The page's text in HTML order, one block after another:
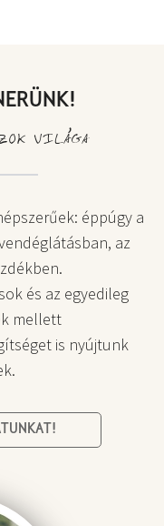
VILÁGA
éppúgy a
az
és az egyedileg
mellett
is nyújtunk